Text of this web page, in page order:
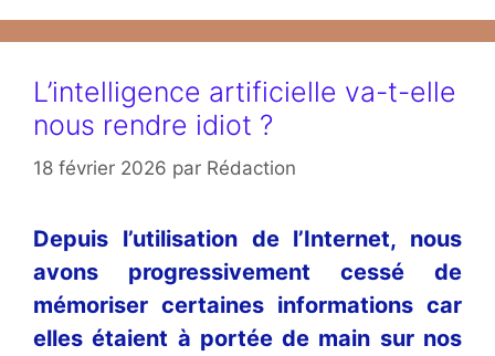
L’intelligence artificielle va-t-elle
nous rendre idiot ?
18 février 2026 par Rédaction
Depuis l’utilisation de l’Internet, nous
avons progressivement cessé de
mémoriser certaines informations car
elles étaient à portée de main sur nos